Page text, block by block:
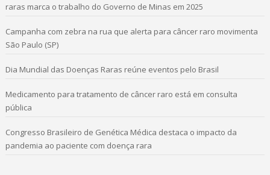
raras marca o trabalho do Governo de Minas em 2025
Campanha com zebra na rua que alerta para câncer raro movimenta
São Paulo (SP)
Dia Mundial das Doenças Raras reúne eventos pelo Brasil
Medicamento para tratamento de câncer raro está em consulta
pública
Congresso Brasileiro de Genética Médica destaca o impacto da
pandemia ao paciente com doença rara